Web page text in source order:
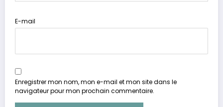
E-mail
Enregistrer mon nom, mon e-mail et mon site dans le
navigateur pour mon prochain commentaire.